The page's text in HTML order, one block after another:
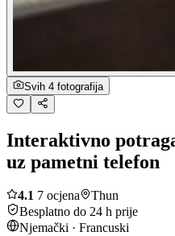
Svih 4 fotografija
Interaktivno
uz pametni telefon
4.1 7 ocjena
Thun
Besplatno do 24 h prije
Njemački · Francuski